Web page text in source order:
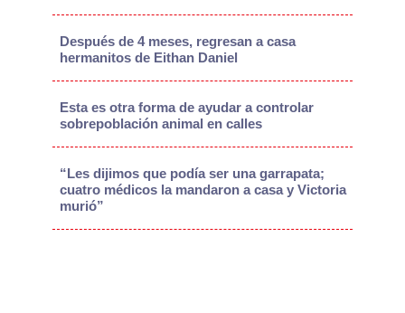
Después de 4 meses, regresan a casa
hermanitos de Eithan Daniel
Esta es otra forma de ayudar a controlar
sobrepoblación animal en calles
“Les dijimos que podía ser una garrapata;
cuatro médicos la mandaron a casa y Victoria
murió”